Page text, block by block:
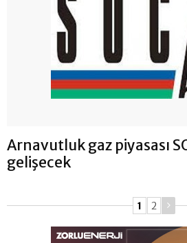
Arnavutluk gaz piyasası
gelişecek
1 2